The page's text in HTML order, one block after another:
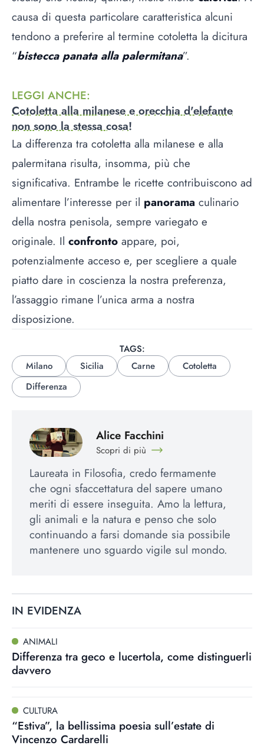
causa di questa particolare caratteristica alcuni
tendono a preferire al termine cotoletta la dicitura
“bistecca panata alla palermitana”.
LEGGI ANCHE:
Cotoletta alla milanese e orecchia d'elefante
non sono la stessa cosa!
La differenza tra cotoletta alla milanese e alla
palermitana risulta, insomma, più che
significativa. Entrambe le ricette contribuiscono ad
alimentare l’interesse per il panorama culinario
della nostra penisola, sempre variegato e
originale. Il confronto appare, poi,
potenzialmente acceso e, per scegliere a quale
piatto dare in coscienza la nostra preferenza,
l’assaggio rimane l’unica arma a nostra
disposizione.
TAGS:
Milano
Sicilia Carne
Cotoletta
Differenza
Alice Facchini
Scopri di più
Laureata in Filosofia, credo fermamente
che ogni sfaccettatura del sapere umano
meriti di essere inseguita. Amo la lettura,
gli animali e la natura e penso che solo
continuando a farsi domande sia possibile
mantenere uno sguardo vigile sul mondo.
IN EVIDENZA
ANIMALI
Differenza tra geco e lucertola, come distinguerli
davvero
CULTURA
“Estiva”, la bellissima poesia sull’estate di
Vincenzo Cardarelli